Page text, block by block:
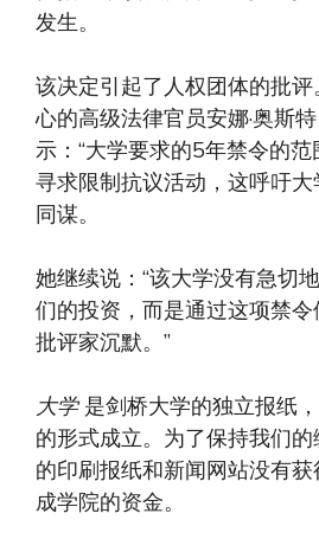
发生。
该决定引起了人权团体的批
心的高级法律官员安娜·奥斯
示：“大学要求的5年禁令的
寻求限制抗议活动，这呼吁
同谋。
她继续说：“该大学没有急切
们的投资，而是通过这项禁
批评家沉默。”
大学是剑桥大学的独立报纸
的形式成立。为了保持我们
的印刷报纸和新闻网站没有
成学院的资金。